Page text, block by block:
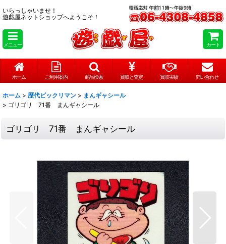
いらっしゃいませ！
遊戯屋ネットショップへようこそ！
メニュー カート
ホーム ご利用案内 商品検索 買取と査定 買取実績 問い合わせ
ホーム > 歴代ビックリマン > まんギャシール
> ゴリゴリ 71番 まんギャシール
ゴリゴリ 71番 まんギャシール